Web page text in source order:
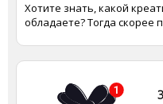
Хотите знать, какой
обладаете? Тогда скорее